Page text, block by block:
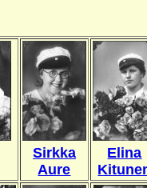
Sirkka
Aure
Elina